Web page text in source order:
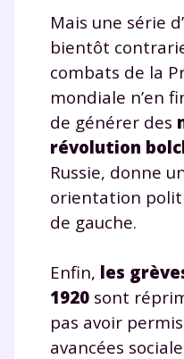
Mais une série
bientôt
combats de la
mondiale n’en
de générer des
révolution
Russie, donne
orientation
de gauche.
Enfin, les
1920 sont
pas avoir
avancées